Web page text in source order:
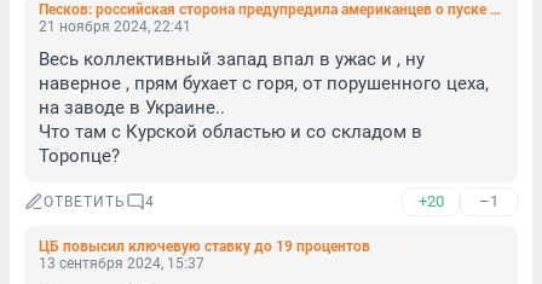
Песков: российская сторона предупредила американцев о пуске «Орешника»
21 ноября 2024, 22:41
Весь коллективный запад впал в ужас и , ну
наверное , прям бухает с горя, от порушенного цеха,
на заводе в Украине..
Что там с Курской областью и со складом в
Торопце?
ОТВЕТИТЬ 4 +20 –1
ЦБ повысил ключевую ставку до 19 процентов
13 сентября 2024, 15:37